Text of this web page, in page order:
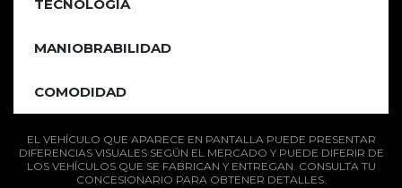
TECNOLOGÍA
MANIOBRABILIDAD
COMODIDAD
EL VEHÍCULO QUE APARECE EN PANTALLA PUEDE PRESENTAR
DIFERENCIAS VISUALES SEGÚN EL MERCADO Y PUEDE DIFERIR DE
LOS VEHÍCULOS QUE SE FABRICAN Y ENTREGAN. CONSULTA TU
CONCESIONARIO PARA OBTENER DETALLES.